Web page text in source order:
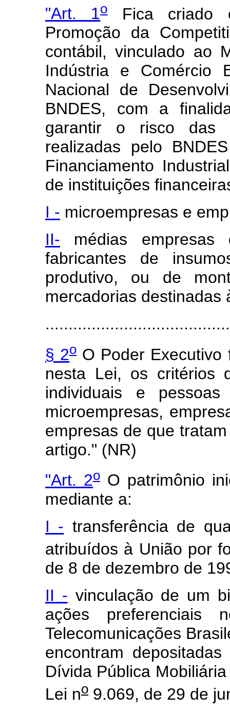
"Art. 1oFica criado
Promoção da
contábil, vinculado ao
Indústria e Comércio
Nacional de
BNDES, com a
garantir o risco das
realizadas pelo
Financiamento
de instituições
I - microempresas e
II- médias empresas
fabricantes de
produtivo, ou de
mercadorias destinadas
§ 2oO Poder Executivo
nesta Lei, os critérios
individuais e
microempresas,
empresas de que
artigo." (NR)
"Art. 2oO patrimônio
mediante a:
I - transferência de
atribuídos à União por
de 8 de dezembro de
II - vinculação de um
ações preferenciais
Telecomunicações
encontram
Dívida Pública
Lei no 9.069, de 29 de